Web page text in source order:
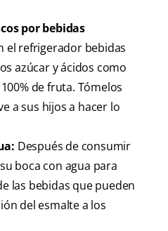
por bebidas
el refrigerador bebidas
azúcar y ácidos como
de fruta. Tómelos
a sus hijos a hacer lo
Después de consumir
boca con agua para
las bebidas que pueden
del esmalte a los